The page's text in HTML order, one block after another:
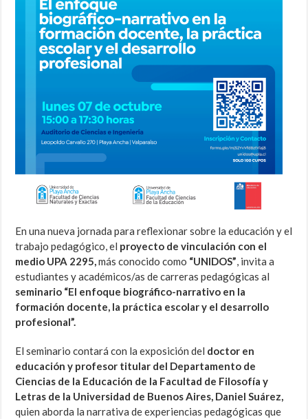
En una nueva jornada para reflexionar sobre la educación y el
trabajo pedagógico, el proyecto de vinculación con el
medio UPA 2295,más conocido como “UNIDOS”, invita a
estudiantes y académicos/as de carreras pedagógicas al
seminario “El enfoque biográfico-narrativo en la
formación docente, la práctica escolar y el desarrollo
profesional”.
El seminario contará con la exposición del doctor en
educación y profesor titular del Departamento de
Ciencias de la Educación de la Facultad de Filosofía y
Letras de la Universidad de Buenos Aires, Daniel Suárez,
quien aborda la narrativa de experiencias pedagógicas que